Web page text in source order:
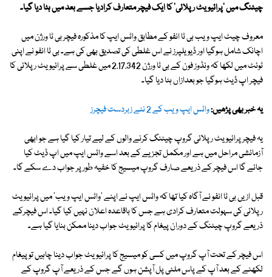
چیٹنگ میں 'پرائیویٹ رپلائی' کا ایک فیچر متعارف کرادیا جسے بعد میں ہٹا دیا گیا۔
معروف چیٹ ایپ ویب بی ٹا انفو کے مطابق واٹس ایپ کا مذکورہ فیچر بی ٹا ورژن میں
اچانک شامل ہوگیا اور ڈیویلپرز نے اس غلطی کی تصدیق بھی کی ہے۔ بی ٹا انفو نے اپنی
ٹوئٹ میں لکھا کہ ونڈوز فون کے بی ٹا ورژن 2.17.342 میں غلطی سے پرائیویٹ رپلائی کا
فیچر اپ ڈیٹ ہوگیا جو بعدازاں ہٹا دیا گیا۔
یہ خبر بھی پڑھیں:واٹس ایپ ویب کے 2 نئے زبردست فیچرز
یہ فیچر پرائیویٹ رپلائی گروپ چیٹنگ کرنے والوں کے لیے تیار کیا گیا ہے جو ابھی
آزمائشی مراحل میں ہے اور مکمل تجزیے کے بعد اسے واٹس ایپ میں اپ ڈیٹ کیا
جائے گا اس فیچر کے ذریعے صارف گروپ میسیج کا خفیہ طور پر جواب دے سکے گا۔
قبل ازیں بی ٹا انفو نے آگاہ کیا تھا کہ واٹس ایپ نے اپنے 'واٹس ایپ ویب' میں پرائیویٹ
رپلائی کی سہولت متعارف کرادی ہے جس کا باقاعدہ اعلان نہیں کیا گیا۔ اس فیچرکے
ذریعے گروپ چیٹنگ کے دوران پیغام کا پرائیویٹ جواب دینا ممکن بنایا گیا ہے۔
اس فیچر کے تحت آپ گروپ میں کسی کو میسیج کا پرائیویٹ جواب دینا چاہیں تو پیغام
لکھنے کے بعد آپ کے پاس ملٹی پل آپشن ہوں گے جس کے ذریعے آپ گروپ کے